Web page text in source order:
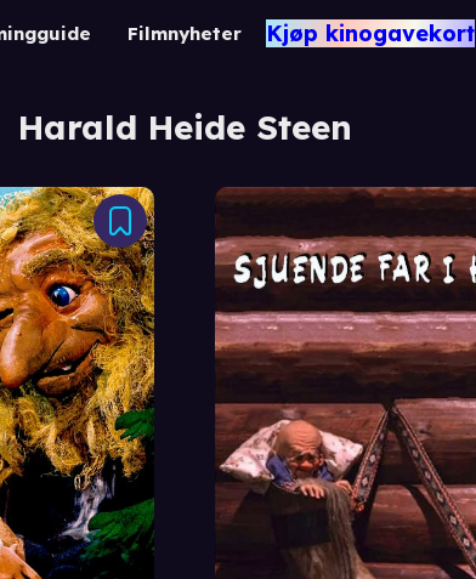
Filmnyheter Kjøp kinogavekort
Harald Heide Steen